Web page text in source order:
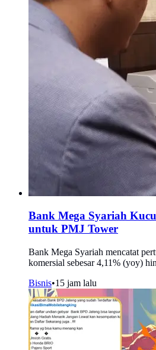
Bank Mega Syariah
untuk PMJ Tower
Bank Mega Syariah mencatat
komersial sebesar 4,11% (yoy)
Bisnis•15 jam lalu